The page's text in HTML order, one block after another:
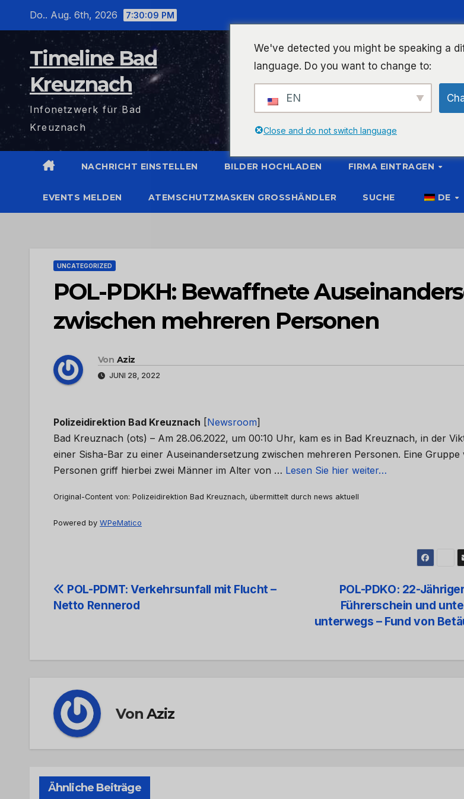
Do.. Aug. 6th, 2026 7:30:10 PM
Timeline Bad
Kreuznach
Infonetzwerk für Bad
Kreuznach
NACHRICHT EINSTELLEN BILDER HOCHLADEN FIRMA EINTRAGEN
EVENTS MELDEN ATEMSCHUTZMASKEN GROSSHÄNDLER SUCHE DE
UNCATEGORIZED
POL-PDKH: Bewaffnete
zwischen mehreren Personen
Von Aziz
JUNI 28, 2022
Polizeidirektion Bad Kreuznach [Newsroom]
Bad Kreuznach (ots) – Am 28.06.2022, um 00:10 Uhr, kam es in Bad Kreuznach, in der
einer Sisha-Bar zu einer Auseinandersetzung zwischen mehreren Personen. Eine Gruppe
Personen griff hierbei zwei Männer im Alter von … Lesen Sie hier weiter…
Original-Content von: Polizeidirektion Bad Kreuznach, übermittelt durch news aktuell
Powered by WPeMatico
Beitrags-
POL-PDKO: 22-
Führerschein und
unterwegs – Fund von
POL-PDMT: Verkehrsunfall mit Flucht –
Netto Rennerod
VonAziz
Ähnliche Beiträge
We've detected you might be speaking a
language. Do you want to change to:
EN
Close and do not switch language